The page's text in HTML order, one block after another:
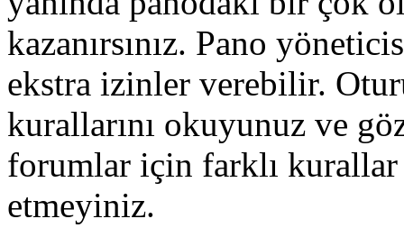
kazanırsınız. Pano
ekstra izinler verebilir.
kurallarını okuyunuz ve
forumlar için farklı kurallar
etmeyiniz.